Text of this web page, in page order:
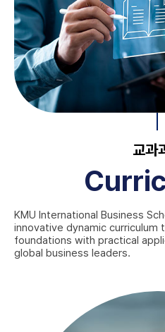
교과
KMU International Business
innovative dynamic curriculum
foundations with practical
global business leaders.